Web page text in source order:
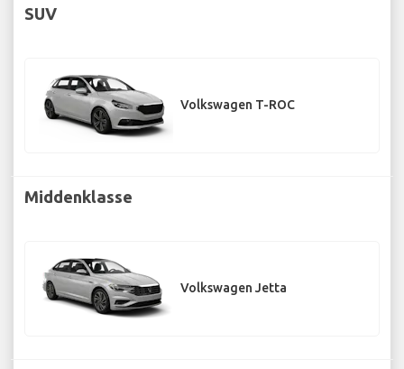
SUV
Volkswagen T-ROC
Middenklasse
Volkswagen Jetta